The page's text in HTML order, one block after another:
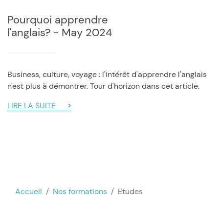
Pourquoi apprendre
l'anglais? - May 2024
Business, culture, voyage : l'intérêt d'apprendre l'anglais
n'est plus à démontrer. Tour d'horizon dans cet article.
LIRE LA SUITE
Accueil Nos formations Etudes